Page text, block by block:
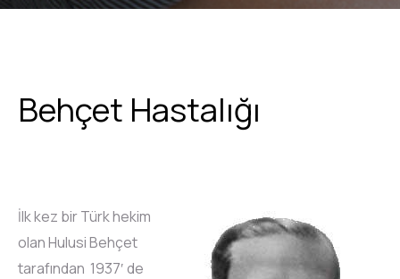
Behçet Hastalığı
İlk kez bir Türk hekim
olan Hulusi Behçet
tarafından 1937′ de